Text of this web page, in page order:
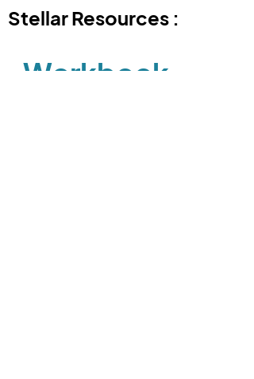
Stellar Resources :
Workbook